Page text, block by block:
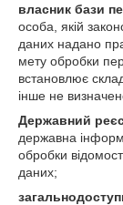
власник бази
особа, якій
даних надано
мету обробки
встановлює
інше не
Державний
державна
обробки
даних;